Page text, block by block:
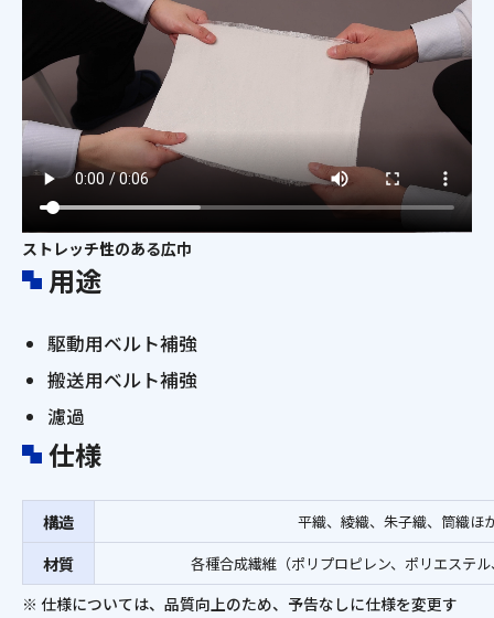
ストレッチ性のある広巾
用途
駆動用ベルト補強
搬送用ベルト補強
濾過
仕様
構造 平織、綾織、朱子織、筒織ほ
材質 各種合成繊維（ポリプロピレン、ポリエステ
※ 仕様については、品質向上のため、予告なしに仕様を変更す